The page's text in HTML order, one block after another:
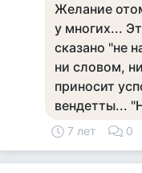
Желание
у многих...
сказано "не
ни словом,
приносит
вендетты...
7 лет 0